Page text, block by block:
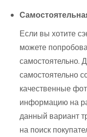
Если вы хотите
можете
самостоятельно.
самостоятельно
качественные
информацию на
данный вариант
на поиск